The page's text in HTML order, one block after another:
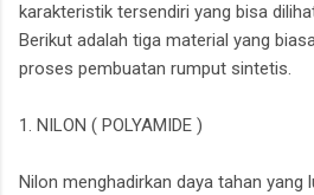
karakteristik tersendiri yang bisa
Berikut adalah tiga material yang
proses pembuatan rumput sintetis.
1. NILON ( POLYAMIDE )
Nilon menghadirkan daya tahan yang